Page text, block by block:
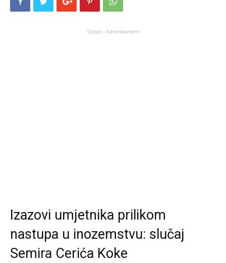
Oglasi - Advertisement
Izazovi umjetnika prilikom
nastupa u inozemstvu: slučaj
Semira Cerića Koke